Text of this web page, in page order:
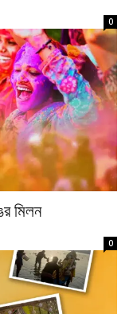
0
মিলন
0